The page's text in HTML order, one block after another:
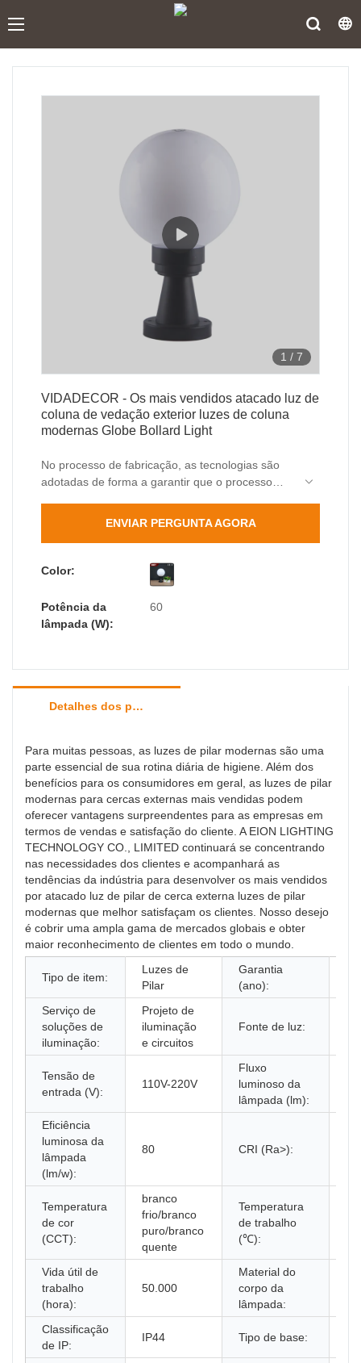
1 / 7
VIDADECOR - Os mais vendidos atacado luz de
coluna de vedação exterior luzes de coluna
modernas Globe Bollard Light
No processo de fabricação, as tecnologias são
adotadas de forma a garantir que o processo
aplicação é muito extensa. No(s) campo(s) de
atacado dos Best sellers são amplamente
ENVIAR PERGUNTA AGORA
Color:
Potência da
lâmpada (W):
60
Detalhes dos produtos
Para muitas pessoas, as luzes de pilar modernas são uma
parte essencial de sua rotina diária de higiene. Além dos
benefícios para os consumidores em geral, as luzes de pilar
modernas para cercas externas mais vendidas podem
oferecer vantagens surpreendentes para as empresas em
termos de vendas e satisfação do cliente. A EION LIGHTING
TECHNOLOGY CO., LIMITED continuará se concentrando
nas necessidades dos clientes e acompanhará as
tendências da indústria para desenvolver os mais vendidos
por atacado luz de pilar de cerca externa luzes de pilar
modernas que melhor satisfaçam os clientes. Nosso desejo
é cobrir uma ampla gama de mercados globais e obter
maior reconhecimento de clientes em todo o mundo.
Tipo de item:
Luzes de
Pilar
Garantia
(ano):
Serviço de
soluções de
iluminação:
Projeto de
iluminação
e circuitos
Fonte de luz:
Tensão de
entrada (V):
110V-220V
Fluxo
luminoso da
lâmpada (lm):
Eficiência
luminosa da
lâmpada
(lm/w):
80 CRI (Ra>):
Temperatura
de cor
(CCT):
branco
frio/branco
puro/branco
quente
Temperatura
de trabalho
(℃):
Vida útil de
trabalho
(hora):
50.000
Material do
corpo da
lâmpada:
Classificação
de IP:
IP44 Tipo de base: